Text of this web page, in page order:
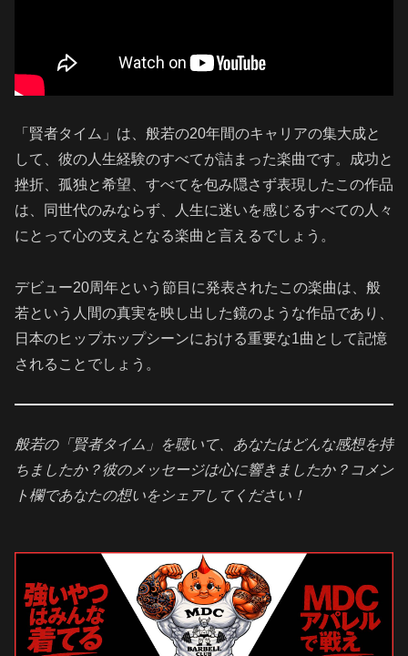
「賢者タイム」は、般若の20年間のキャリアの集大成と
して、彼の人生経験のすべてが詰まった楽曲です。成功と
挫折、孤独と希望、すべてを包み隠さず表現したこの作品
は、同世代のみならず、人生に迷いを感じるすべての人々
にとって心の支えとなる楽曲と言えるでしょう。
デビュー20周年という節目に発表されたこの楽曲は、般
若という人間の真実を映し出した鏡のような作品であり、
日本のヒップホップシーンにおける重要な1曲として記憶
されることでしょう。
般若の「賢者タイム」を聴いて、あなたはどんな感想を持
ちましたか？彼のメッセージは心に響きましたか？コメン
ト欄であなたの想いをシェアしてください！